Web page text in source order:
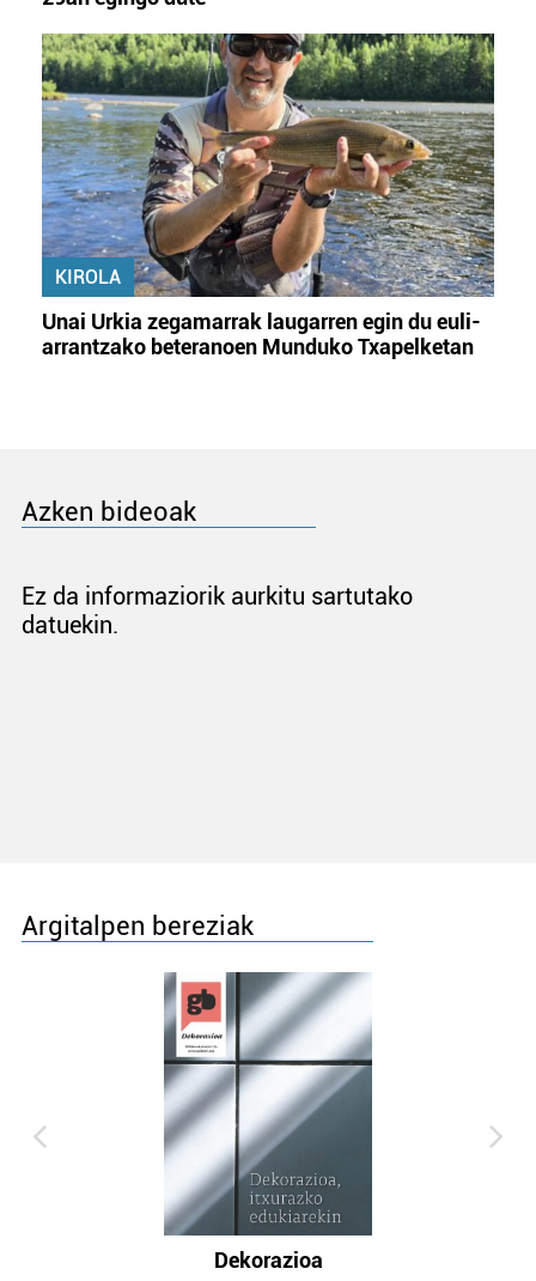
KIROLA
Unai Urkia zegamarrak laugarren egin du euli-
arrantzako beteranoen Munduko Txapelketan
Azken bideoak
Ez da informaziorik aurkitu sartutako
datuekin.
Argitalpen bereziak
Dekorazioa